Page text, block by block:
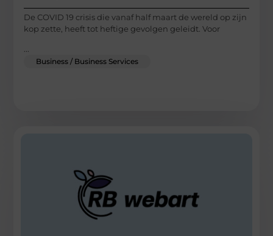
De COVID 19 crisis die vanaf half maart de wereld op zijn
kop zette, heeft tot heftige gevolgen geleidt. Voor
Business / Business Services